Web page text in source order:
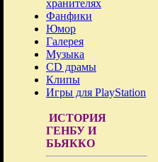
хранителях
Фанфики
Юмор
Галерея
Музыка
CD драмы
Клипы
Игры для PlayStation
ИСТОРИЯ
ГЕНБУ И
БЬЯККО